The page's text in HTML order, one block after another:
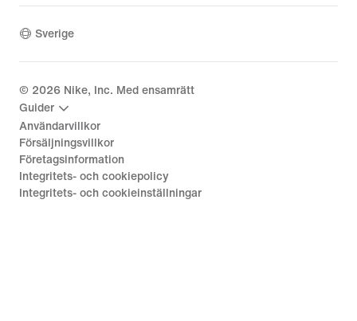
Sverige
© 2026 Nike, Inc. Med ensamrätt
Guider
Användarvillkor
Försäljningsvillkor
Företagsinformation
Integritets- och cookiepolicy
Integritets- och cookieinställningar